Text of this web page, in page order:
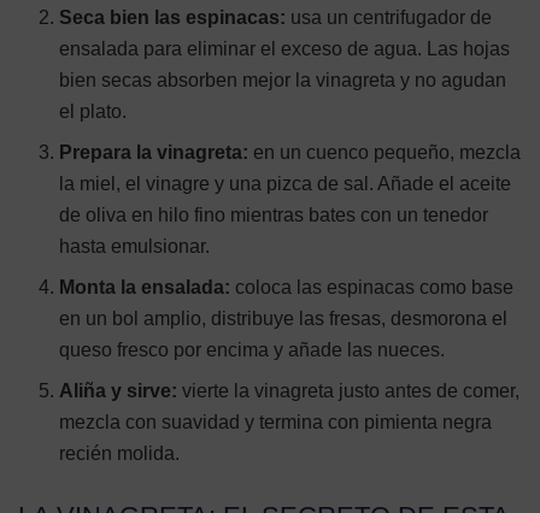
Seca bien las espinacas: usa un centrifugador de
ensalada para eliminar el exceso de agua. Las hojas
bien secas absorben mejor la vinagreta y no agudan
el plato.
Prepara la vinagreta: en un cuenco pequeño, mezcla
la miel, el vinagre y una pizca de sal. Añade el aceite
de oliva en hilo fino mientras bates con un tenedor
hasta emulsionar.
Monta la ensalada: coloca las espinacas como base
en un bol amplio, distribuye las fresas, desmorona el
queso fresco por encima y añade las nueces.
Aliña y sirve: vierte la vinagreta justo antes de comer,
mezcla con suavidad y termina con pimienta negra
recién molida.